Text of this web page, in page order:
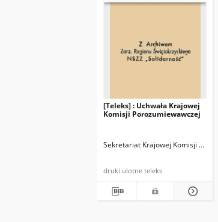
[Teleks] : Uchwała Krajowej
Komisji Porozumiewawczej
Sekretariat Krajowej Komisji
druki ulotne teleks